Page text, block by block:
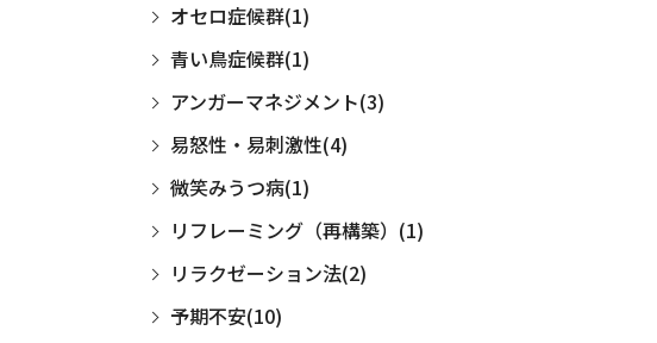
オセロ症候群(1)
青い鳥症候群(1)
アンガーマネジメント(3)
易怒性・易刺激性(4)
微笑みうつ病(1)
リフレーミング（再構築）(1)
リラクゼーション法(2)
予期不安(10)